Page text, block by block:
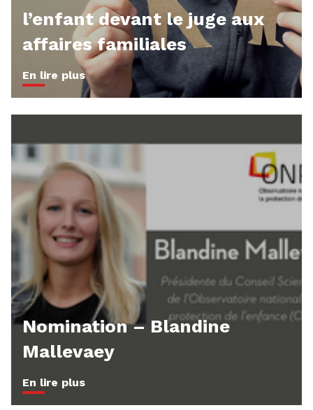
l’enfant devant le juge aux
affaires familiales
En lire plus
Nomination – Blandine
Mallevaey
En lire plus